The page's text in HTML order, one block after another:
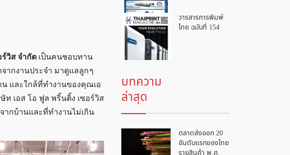
วิส จำกัด เป็นคนชอบทาน
ากงานประจำ มาดูแลลูก ๆ
น และใกล้ที่ทำงานของคุณเอ
เอส โอ ฟูล พริ้นติ้ง เซอร์วิส
ากบ้านและที่ทำงานไม่เกิน
วารสารการพิมพ์
ไทย ฉบับที่ 154
บทความ
ล่าสุด
ตลาดส่งออก 20
อันดับแรกของไทย
รายสินค้า พ.ศ.